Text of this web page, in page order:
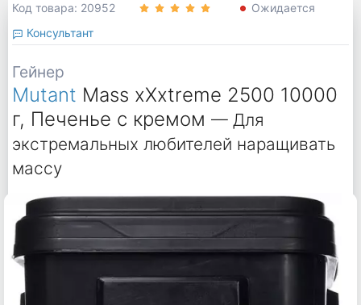
Код товара: 20952
Ожидается
Консультант
Гейнер
Mutant Mass xXxtreme 2500 10000
г, Печенье с кремом — Для
экстремальных любителей наращивать
массу